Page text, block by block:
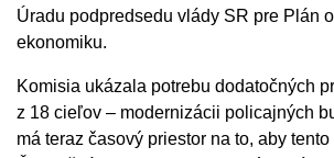
Úradu podpredsedu vlády SR pre Plán
ekonomiku.
Komisia ukázala potrebu dodatočných
z 18 cieľov – modernizácii policajných
má teraz časový priestor na to, aby